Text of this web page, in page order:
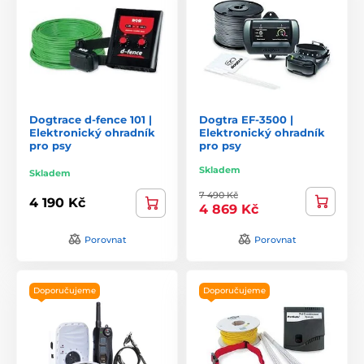
Dogtrace d‑fence 101 |
Elektronický ohradník
pro psy
Skladem
4 190 Kč
Porovnat
Dogtra EF-3500 |
Elektronický ohradník
pro psy
Skladem
7 490 Kč
4 869 Kč
Porovnat
Doporučujeme Doporučujeme